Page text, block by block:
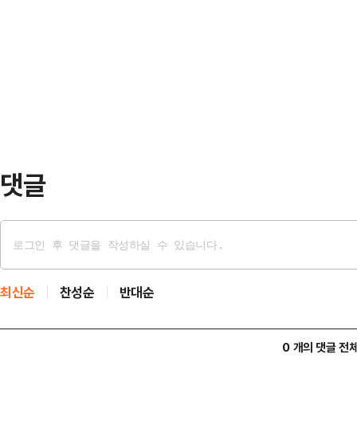
댓글
최신순 찬성순 반대순
0 개의 댓글 전